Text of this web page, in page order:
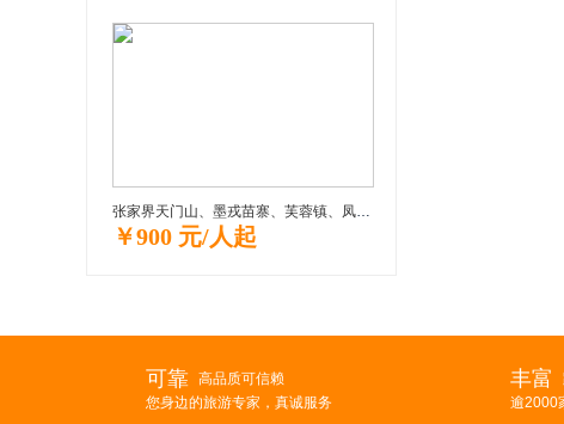
张家界天门山、墨戎苗寨、芙蓉镇、凤凰古城尊享三日游自助游自助游
￥900 元/人起
可靠 高品质可信赖
您身边的旅游专家，真诚服务
丰富
逾2000